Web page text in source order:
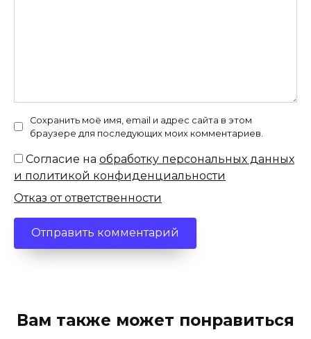
Сохранить моё имя, email и адрес сайта в этом
браузере для последующих моих комментариев.
Согласие на обработку персональных данных
и политикой конфиденциальности
Отказ от ответственности
Вам также может понравиться